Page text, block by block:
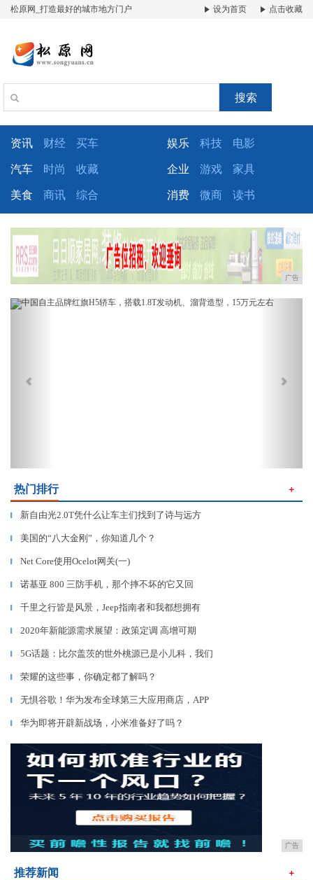
松原网_打造最好的城市地方门户 设为首页 点击收藏
搜索
资讯 财经 买车 娱乐 科技 电影
汽车 时尚 收藏 企业 游戏 家具
美食 商讯 综合 消费 微商 读书
广告
Previous
热门排行 ＋
▎ 新自由光2.0T凭什么让车主们找到了诗与远方
▎ 美国的“八大金刚”，你知道几个？
▎ Net Core使用Ocelot网关(一)
▎ 诺基亚 800 三防手机，那个摔不坏的它又回
▎ 千里之行皆是风景，Jeep指南者和我都想拥有
▎ 2020年新能源需求展望：政策定调 高增可期
▎ 5G话题：比尔盖茨的世外桃源已是小儿科，我们
▎ 荣耀的这些事，你确定都了解吗？
▎ 无惧谷歌！华为发布全球第三大应用商店，APP
▎ 华为即将开辟新战场，小米准备好了吗？
广告
推荐新闻 ＋